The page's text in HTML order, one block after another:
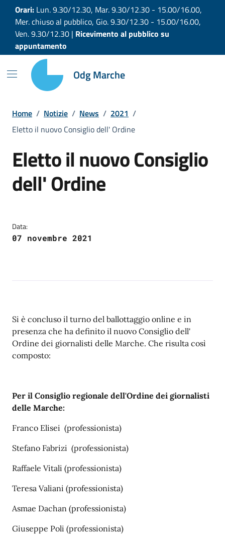
Vai ai contenuti
Vai al footer
Orari: Lun. 9.30/12.30, Mar. 9.30/12.30 - 15.00/16.00,
Mer. chiuso al pubblico, Gio. 9.30/12.30 - 15.00/16.00,
Ven. 9.30/12.30 | Ricevimento al pubblico su
appuntamento
Odg Marche
Home / Notizie / News / 2021 /
Eletto il nuovo Consiglio dell' Ordine
Eletto il nuovo Consiglio
dell' Ordine
Data:
07 novembre 2021
Si è concluso il turno del ballottaggio online e in
presenza che ha definito il nuovo Consiglio dell'
Ordine dei giornalisti delle Marche. Che risulta così
composto:
Per il Consiglio regionale dell'Ordine dei giornalisti
delle Marche:
Franco Elisei (professionista)
Stefano Fabrizi (professionista)
Raffaele Vitali (professionista)
Teresa Valiani (professionista)
Asmae Dachan (professionista)
Giuseppe Poli (professionista)